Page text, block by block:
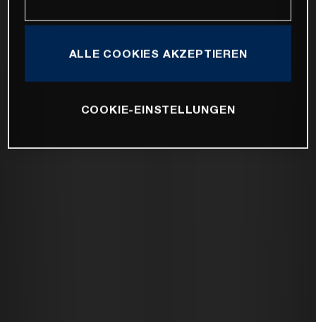
ALLE COOKIES AKZEPTIEREN
COOKIE-EINSTELLUNGEN